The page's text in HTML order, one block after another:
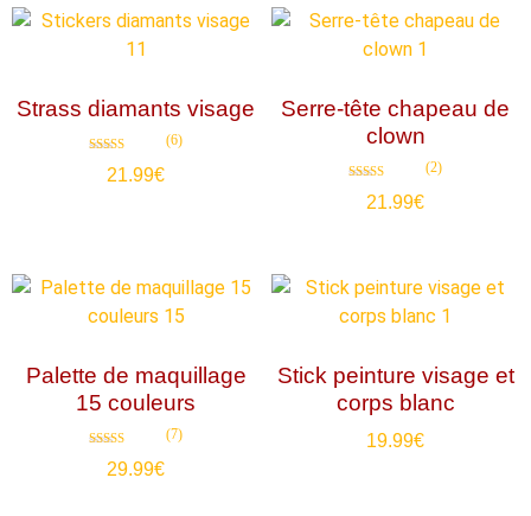
Strass diamants visage
4.67
(6)
21.99€
Serre-tête chapeau de
clown
5.00
(2)
21.99€
Palette de maquillage
15 couleurs
4.86
(7)
29.99€
Stick peinture visage et
corps blanc
19.99€